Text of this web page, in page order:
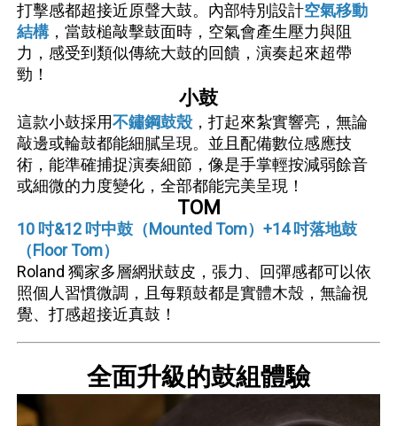
打擊感都超接近原聲大鼓。內部特別設計空氣移動
結構，當鼓槌敲擊鼓面時，空氣會產生壓力與阻
力，感受到類似傳統大鼓的回饋，演奏起來超帶
勁！
小鼓
這款小鼓採用不鏽鋼鼓殼，打起來紮實響亮，無論
敲邊或輪鼓都能細膩呈現。並且配備數位感應技
術，能準確捕捉演奏細節，像是手掌輕按減弱餘音
或細微的力度變化，全部都能完美呈現！
TOM
10 吋&12 吋中鼓（Mounted Tom）+14 吋落地鼓
（Floor Tom）
Roland 獨家多層網狀鼓皮，張力、回彈感都可以依
照個人習慣微調，且每顆鼓都是實體木殼，無論視
覺、打感超接近真鼓！
全面升級的鼓組體驗